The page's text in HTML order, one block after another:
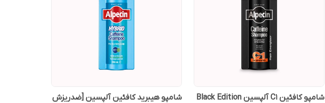
شامپو کافئین C1 آلپسین Black Edition
شامپو هیبرید کافئین آلپسین [ضدریزش